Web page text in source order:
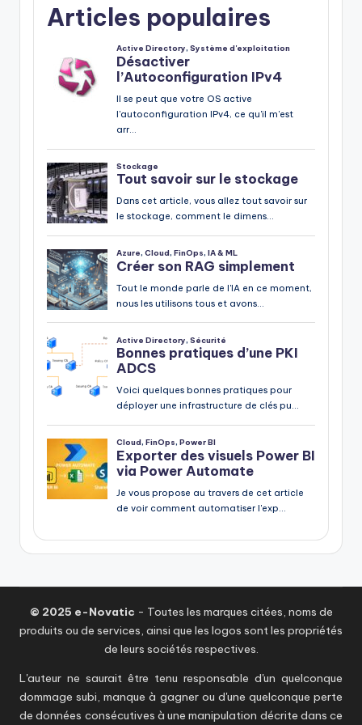
Articles populaires
© 2025 e-Novatic - Toutes les marques citées, noms de
produits ou de services, ainsi que les logos sont les propriétés
de leurs sociétés respectives.
L'auteur ne saurait être tenu responsable d'un quelconque
dommage subi, manque à gagner ou d'une quelconque perte
de données consécutives à une manipulation décrite dans ce